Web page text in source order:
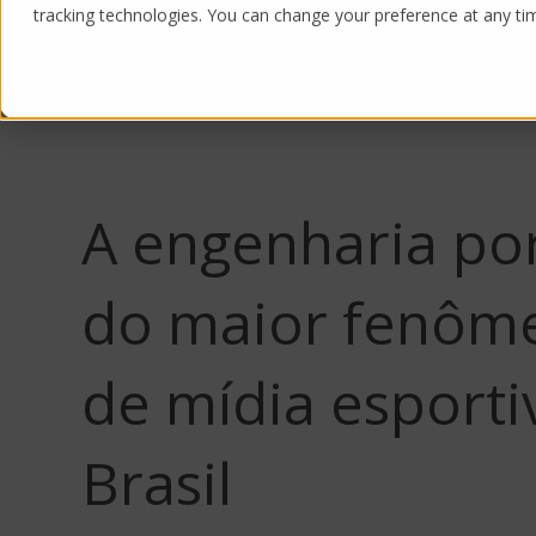
tracking technologies. You can change your preference at any
A engenharia
do maior
de mídia
Brasil